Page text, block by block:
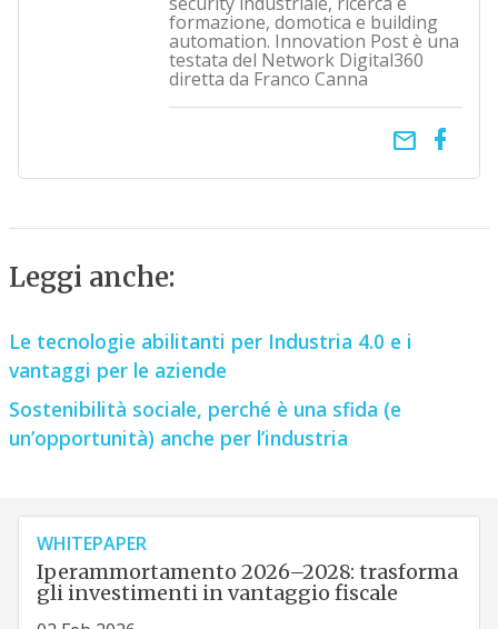
formazione, domotica e building
automation. Innovation Post è una
testata del Network Digital360
diretta da Franco Canna
email
Leggi anche:
Le tecnologie abilitanti per Industria 4.0 e i
vantaggi per le aziende
Sostenibilità sociale, perché è una sfida (e
un’opportunità) anche per l’industria
WHITEPAPER
Iperammortamento 2026–2028: trasforma
gli investimenti in vantaggio fiscale